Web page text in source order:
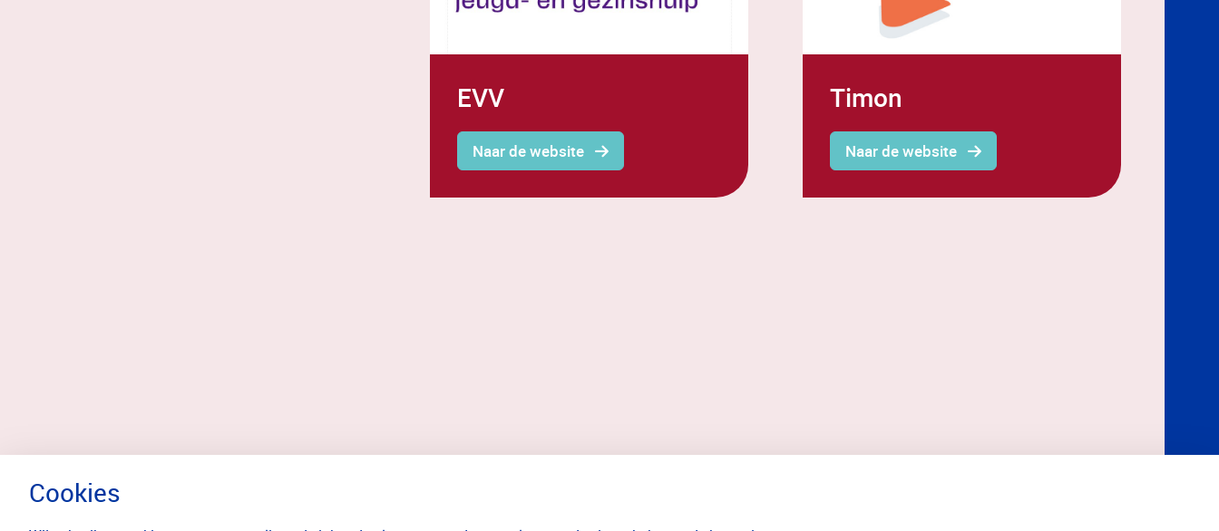
EVV
Naar de website
Timon
Naar de website